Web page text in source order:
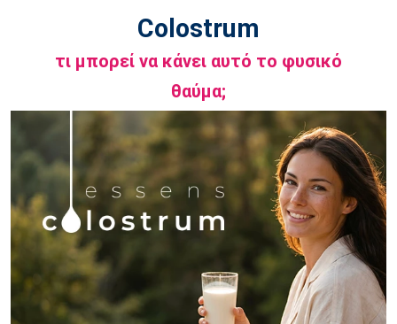
Colostrum
τι μπορεί να κάνει αυτό το φυσικό
θαύμα;